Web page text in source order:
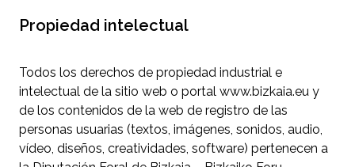
Propiedad intelectual
Todos los derechos de propiedad industrial e
intelectual de la sitio web o portal www.bizkaia.eu y
de los contenidos de la web de registro de las
personas usuarias (textos, imágenes, sonidos, audio,
vídeo, diseños, creatividades, software) pertenecen a